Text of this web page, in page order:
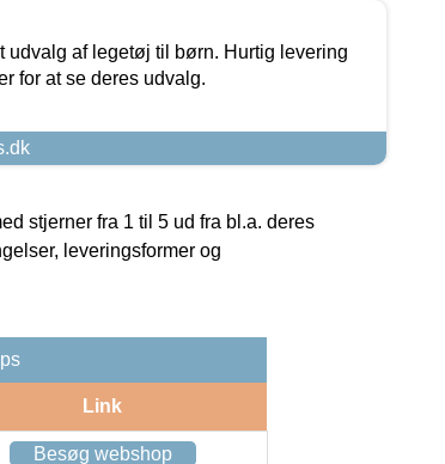
af legetøj til børn. Hurtig levering
for at se deres udvalg.
stjerner fra 1 til 5 ud fra bl.a. deres
leveringsformer og
Link
Besøg webshop